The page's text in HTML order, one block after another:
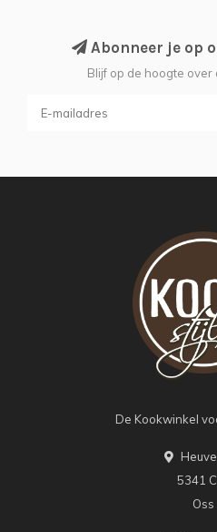
Abonneer je op
Blijf op de hoogte
De Kookwinkel
5341
Oss